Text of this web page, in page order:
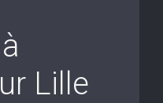
Lille